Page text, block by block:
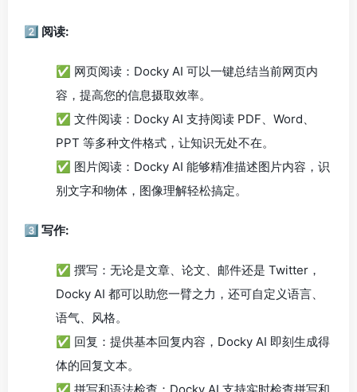
2️⃣ 阅读:
✅ 网页阅读：Docky AI 可以一键总结当前网页内
容，提高您的信息摄取效率。
✅ 文件阅读：Docky AI 支持阅读 PDF、Word、
PPT 等多种文件格式，让知识无处不在。
✅ 图片阅读：Docky AI 能够精准描述图片内容，识
别文字和物体，图像理解轻松搞定。
3️⃣ 写作:
✅ 撰写：无论是文章、论文、邮件还是 Twitter，
Docky AI 都可以助您一臂之力，还可自定义语言、
语气、风格。
✅ 回复：提供基本回复内容，Docky AI 即刻生成得
体的回复文本。